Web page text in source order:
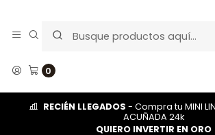
0
RECIÉN LLEGADOS - Compra tu MINI
ACUÑADA 24k
QUIERO INVERTIR EN ORO